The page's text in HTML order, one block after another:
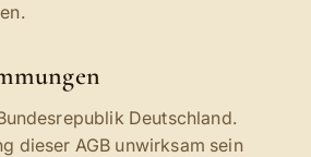
Deutschland.
dieser AGB unwirksam sein